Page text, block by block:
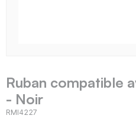
Ruban compatible
- Noir
RMI4227